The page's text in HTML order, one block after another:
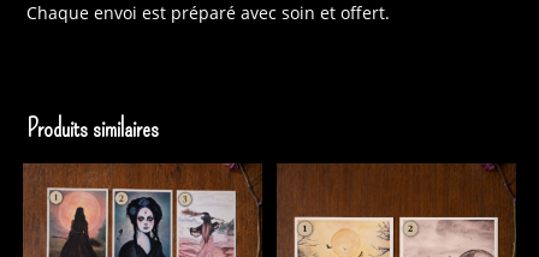
Chaque envoi est préparé avec soin et offert.
Produits similaires